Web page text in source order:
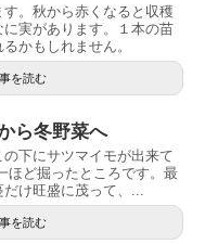
。秋から赤くなると収穫
に実があります。１本の苗
かもしれません。
を読む
ら冬野菜へ
下にサツマイモが出来て
ほど掘ったところです。最
け旺盛に茂って、...
を読む